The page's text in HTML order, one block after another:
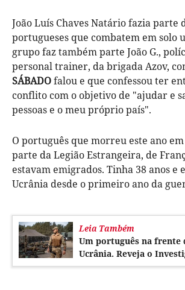
João Luís Chaves Natário fazia parte
portugueses que combatem em solo
grupo faz também parte João G., p
personal trainer, da brigada Azov,
SÁBADOfalou e que confessou ter
conflito com o objetivo de "ajudar e
pessoas e o meu próprio país".
O português que morreu este ano
parte da Legião Estrangeira, de
estavam emigrados. Tinha 38 anos e
Ucrânia desde o primeiro ano da
Leia Também
Um português na frente
Ucrânia. Reveja o